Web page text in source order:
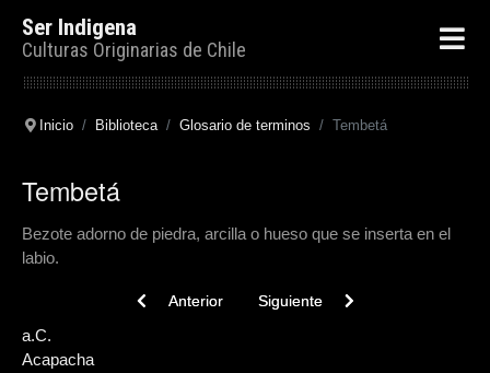
Ser Indigena
Culturas Originarias de Chile
Inicio Biblioteca Glosario de terminos Tembetá
Tembetá
Bezote adorno de piedra, arcilla o hueso que se inserta en el
labio.
Previous article: Terraza
Anterior Next article: Tehuelche
Siguiente
a.C.
Acapacha